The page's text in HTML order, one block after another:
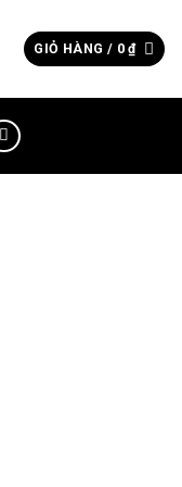
GIỎ HÀNG / 0₫